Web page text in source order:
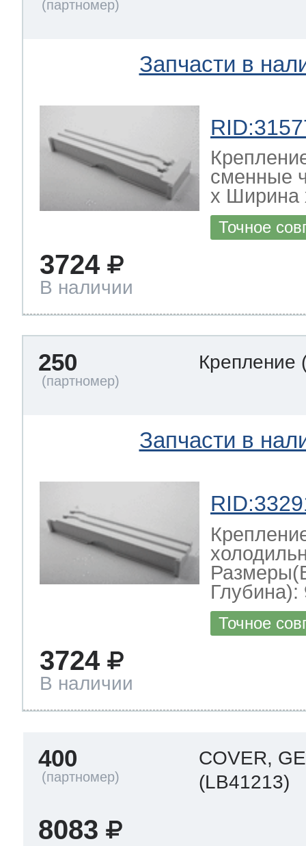
Запчасти в
сменные
х Ширина
Точное
3724
В наличии
250 Крепление
Запчасти в
Глубина):
Точное
3724
В наличии
400
COVER,
(LB41213)
8083